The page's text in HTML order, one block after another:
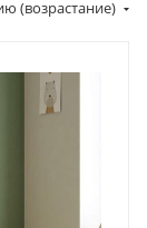
(возрастание)